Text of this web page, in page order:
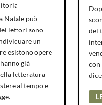
Natale può
lettori sono
un
esistono opere
già
letteratura
al tempo e
del
con